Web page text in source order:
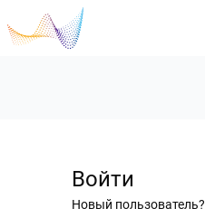
Войти
Новый пользователь?